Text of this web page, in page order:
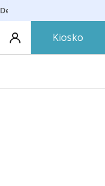
Derrama vecinos
Kiosko